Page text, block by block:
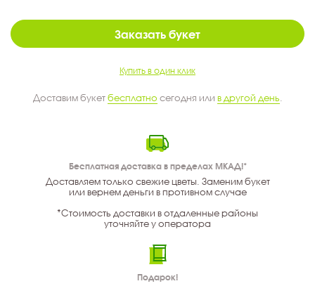
Заказать букет
Купить в один клик
Доставим букетбесплатно сегодня или в другой день
Бесплатная доставка в пределах МКАД!*
Доставляем только свежие цветы. Заменим букет
или вернем деньги в противном случае
*Стоимость доставки в отдаленные районы
уточняйте у оператора
Подарок!